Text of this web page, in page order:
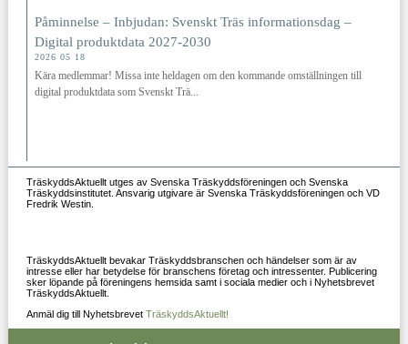
Påminnelse – Inbjudan: Svenskt Träs informationsdag –
Digital produktdata 2027‑2030
2026 05 18
Kära medlemmar! Missa inte heldagen om den kommande omställningen till
digital produktdata som Svenskt Trä...
TräskyddsAktuellt utges av Svenska Träskyddsföreningen och Svenska
Träskyddsinstitutet. Ansvarig utgivare är Svenska Träskyddsföreningen och VD
Fredrik Westin.
TräskyddsAktuellt bevakar Träskyddsbranschen och händelser som är av
intresse eller har betydelse för branschens företag och intressenter. Publicering
sker löpande på föreningens hemsida samt i sociala medier och i Nyhetsbrevet
TräskyddsAktuellt.
Anmäl dig till Nyhetsbrevet TräskyddsAktuellt!